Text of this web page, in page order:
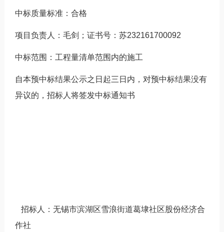
中标质量标准：合格
项目负责人：毛剑；证书号：苏232161700092
中标范围：工程量清单范围内的施工
自本预中标结果公示之日起三日内，对预中标结果没有
异议的，招标人将签发中标通知书
招标人：无锡市滨湖区雪浪街道葛埭社区股份经济合
作社